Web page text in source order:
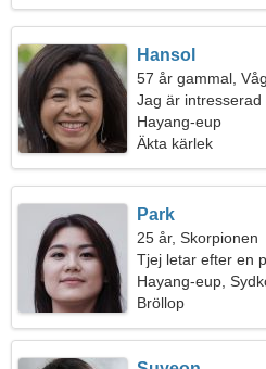
Hansol
57 år gammal,
Jag är
Hayang-eup
Äkta kärlek
Park
25 år, Skorpionen
Tjej letar efter en
Hayang-eup,
Bröllop